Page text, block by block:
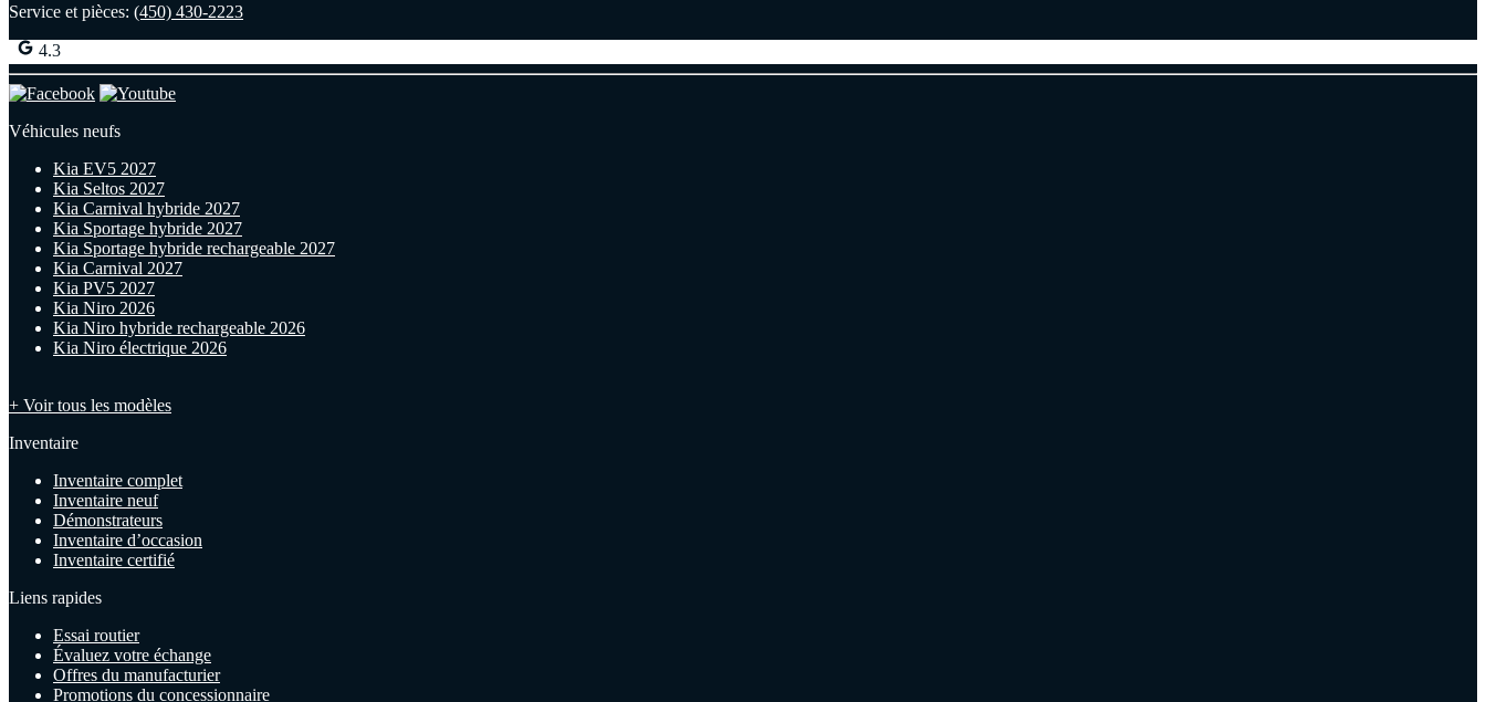
Service et pièces: (450) 430-2223
4.3
Véhicules neufs
Kia EV5 2027
Kia Seltos 2027
Kia Carnival hybride 2027
Kia Sportage hybride 2027
Kia Sportage hybride rechargeable 2027
Kia Carnival 2027
Kia PV5 2027
Kia Niro 2026
Kia Niro hybride rechargeable 2026
Kia Niro électrique 2026
+ Voir tous les modèles
Inventaire
Inventaire complet
Inventaire neuf
Démonstrateurs
Inventaire d’occasion
Inventaire certifié
Liens rapides
Essai routier
Évaluez votre échange
Offres du manufacturier
Promotions du concessionnaire